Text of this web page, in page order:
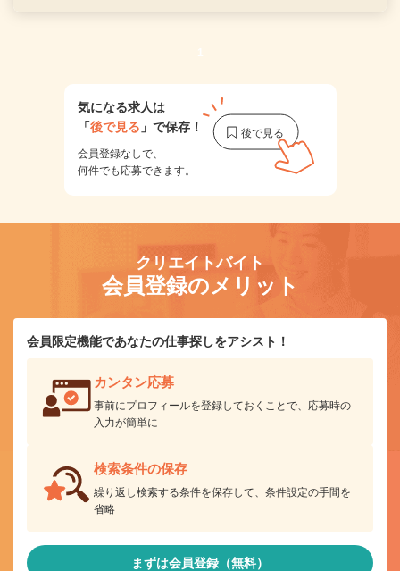
1
気になる求人は
「後で見る 」で保存！
会員登録なしで、
何件でも応募できます。
クリエイトバイト
会員登録のメリット
会員限定機能であなたの仕事探しをアシスト！
カンタン応募
事前にプロフィールを登録しておくことで、応募時の
入力が簡単に
検索条件の保存
繰り返し検索する条件を保存して、条件設定の手間を
省略
まずは会員登録（無料）